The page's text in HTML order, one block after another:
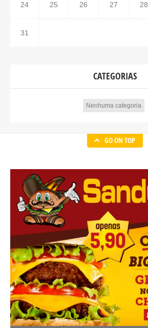
24 25 26 27 28
31
CATEGORIAS
Nenhuma categoria
GO ON TOP